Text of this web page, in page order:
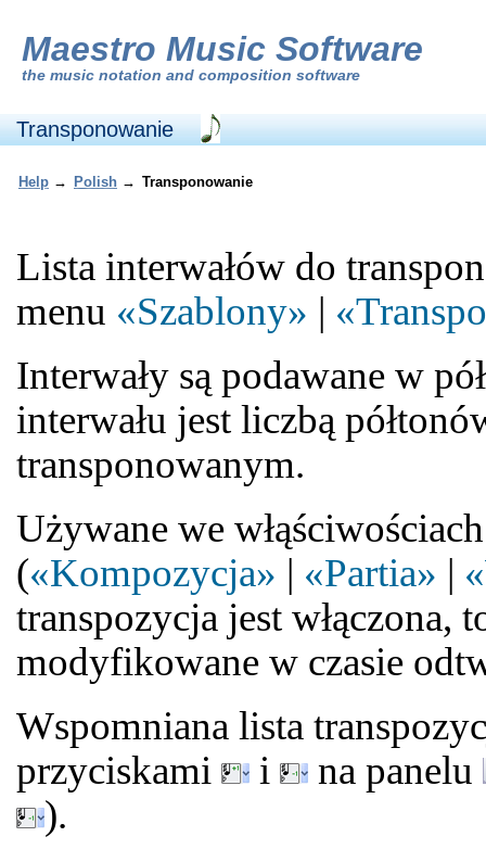
Maestro Music Software
the music notation and composition software
Transponowanie
Help → Polish → Transponowanie
Lista interwałów do
menu «Szablony» |
Interwały są podawane w
interwału jest liczbą
transponowanym.
Używane we
(«Kompozycja» | «Partia» |
transpozycja jest włączona,
modyfikowane w czasie
Wspomniana lista
przyciskami
i
na panelu
).